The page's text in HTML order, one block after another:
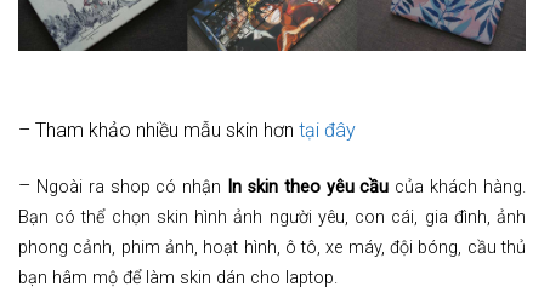
– Tham khảo nhiều mẫu skin hơn tại đây
– Ngoài ra shop có nhận In skin theo yêu cầu của khách hàng.
Bạn có thể chọn skin hình ảnh người yêu, con cái, gia đình, ảnh
phong cảnh, phim ảnh, hoạt hình, ô tô, xe máy, đội bóng, cầu thủ
bạn hâm mộ để làm skin dán cho laptop.